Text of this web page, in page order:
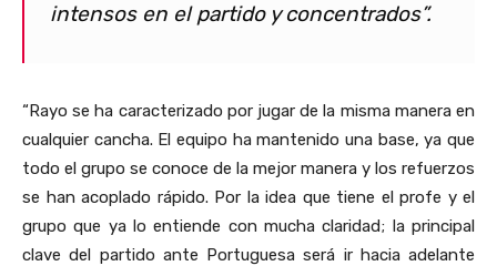
intensos en el partido y concentrados”.
“Rayo se ha caracterizado por jugar de la misma manera en
cualquier cancha. El equipo ha mantenido una base, ya que
todo el grupo se conoce de la mejor manera y los refuerzos
se han acoplado rápido. Por la idea que tiene el profe y el
grupo que ya lo entiende con mucha claridad; la principal
clave del partido ante Portuguesa será ir hacia adelante